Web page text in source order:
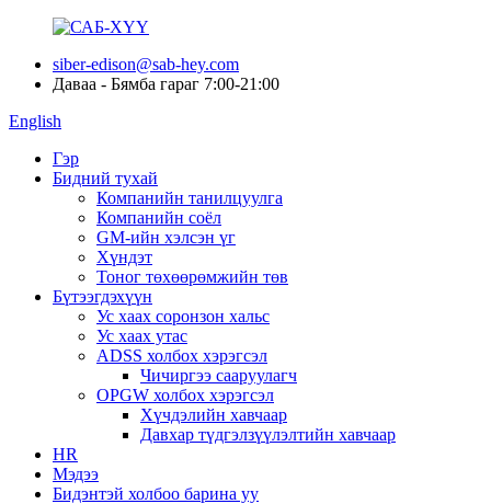
siber-edison@sab-hey.com
Даваа - Бямба гараг 7:00-21:00
English
Гэр
Бидний тухай
Компанийн танилцуулга
Компанийн соёл
GM-ийн хэлсэн үг
Хүндэт
Тоног төхөөрөмжийн төв
Бүтээгдэхүүн
Ус хаах соронзон хальс
Ус хаах утас
ADSS холбох хэрэгсэл
Чичиргээ сааруулагч
OPGW холбох хэрэгсэл
Хүчдэлийн хавчаар
Давхар түдгэлзүүлэлтийн хавчаар
HR
Мэдээ
Бидэнтэй холбоо барина уу